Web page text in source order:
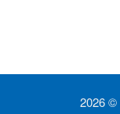
2026 ©